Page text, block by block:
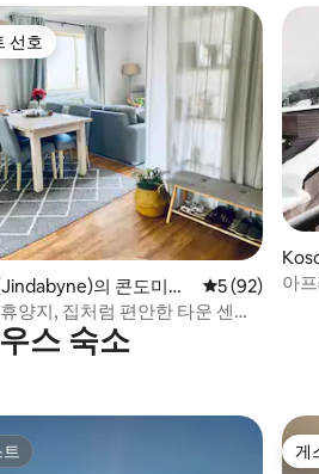
기 33개
트 선호
선호
의 콘도미니
평점 5점(5점
5 (92)
양지, 집처럼 편안한 타운 센터
콘
아
스 숙소
트 게
게